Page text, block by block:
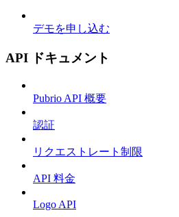
デモを申し込む
API ドキュメント
Pubrio API 概要
認証
リクエストレート制限
API 料金
Logo API